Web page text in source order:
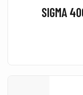
SIGMA